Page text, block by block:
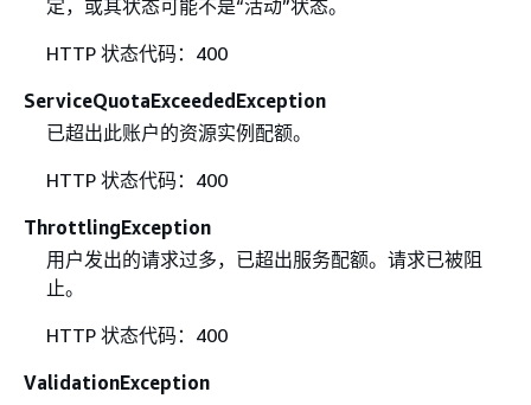
定，或其状态可能不是“活动”状态。
HTTP 状态代码：400
ServiceQuotaExceededException
已超出此账户的资源实例配额。
HTTP 状态代码：400
ThrottlingException
用户发出的请求过多，已超出服务配额。请求已被阻
止。
HTTP 状态代码：400
ValidationException